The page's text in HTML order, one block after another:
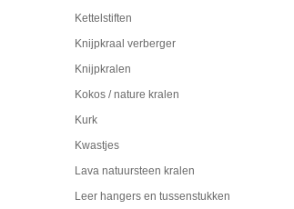
Kettelstiften
Knijpkraal verberger
Knijpkralen
Kokos / nature kralen
Kurk
Kwastjes
Lava natuursteen kralen
Leer hangers en tussenstukken